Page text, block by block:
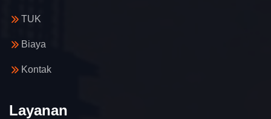
TUK
Biaya
Kontak
Layanan